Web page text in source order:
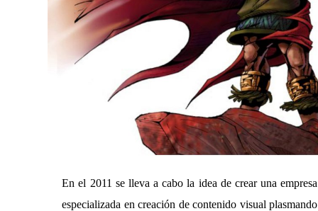
En el 2011 se lleva a cabo la idea de crear una empresa
especializada en creación de contenido visual plasmando